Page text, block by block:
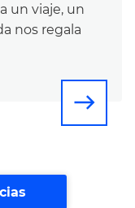
un viaje, un
nos regala
east